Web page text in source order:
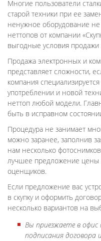
Многие пользователи
старой техники при ее
ненужное оборудование не
неттопов от компании
выгодные условия
Продажа электронных и
представляет сложности,
компания
употреблении и новой
неттоп любой модели.
быть в исправном
Процедура не занимает
можно заранее, заполнив
нам несколько
лучшее предложение цены
оценщиков.
Если предложение вас
в скупку и оформить
несколько вариантов на
Вы приезжаете в офис
подписания договора